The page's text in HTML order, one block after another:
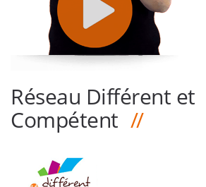
Réseau Différent et
Compétent